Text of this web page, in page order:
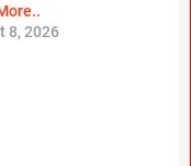
8, 2026